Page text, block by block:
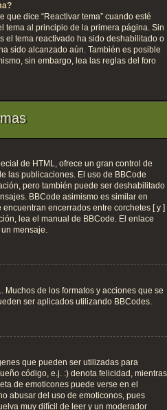
dice “Reactivar tema” cuando esté
tema al principio de la primera página. Sin
el tema reactivado ha sido deshabilitado o
sido alcanzado aún. También es posible
sin embargo, lea las reglas del foro
de HTML, ofrece un gran control de
las publicaciones. El uso de BBCode
pero también puede ser deshabilitado
BBCode asimismo es similar en
encerrados entre corchetes [ y ]
lea el manual de BBCode. El enlace
mensaje.
Muchos de los formatos y acciones que se
ser aplicados utilizando BBCodes.
que pueden ser utilizadas para
código, e.j. :) denota felicidad, mientras
de emoticones puede verse en el
abusar del uso de emoticonos, pues
muy difícil de leer y un moderador